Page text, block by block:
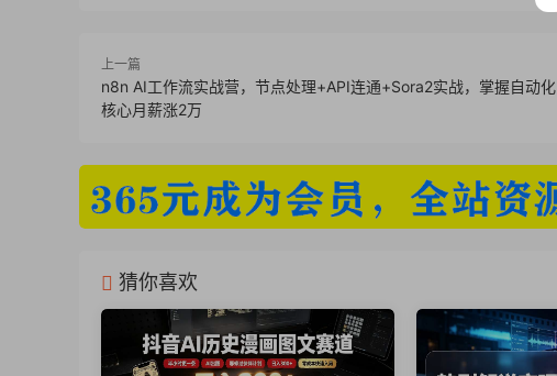
上一篇
n8n AI工作流实战营，节点处理+API连通+Sora2实战，掌握自动化
核心月薪涨2万
猜你喜欢